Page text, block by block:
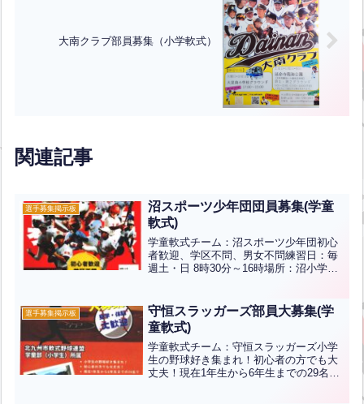
大南クラブ部員募集（小学軟式）
関連記事
選手募集掲示板
沼スポーツ少年団団員募集(学童
軟式)
学童軟式チーム：沼スポーツ少年団初心
者歓迎、学区不問、男女不問練習日：毎
週土・日 8時30分～16時場所：沼小学校
学やお問い合わせご希望の方は三萩野バ
ッティングセンタ...全文はクリック
選手募集掲示板
守恒スラッガーズ部員大募集(学
童軟式)
学童軟式チーム：守恒スラッガーズ小学
生の野球好き集まれ！初心者の方でも大
丈夫！現在1年生から6年生までの29名で